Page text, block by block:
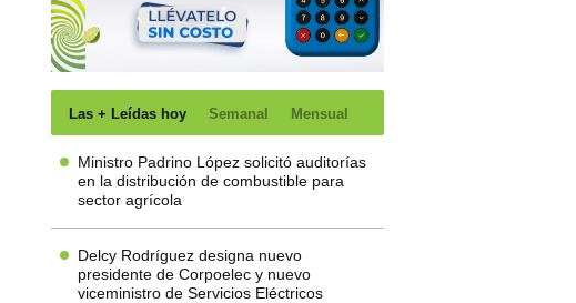
Las + Leídas hoy Semanal Mensual
Ministro Padrino López solicitó auditorías
en la distribución de combustible para
sector agrícola
Delcy Rodríguez designa nuevo
presidente de Corpoelec y nuevo
viceministro de Servicios Eléctricos